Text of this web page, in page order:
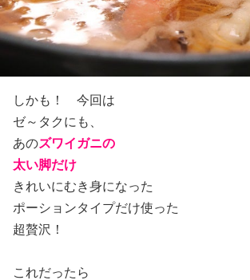
しかも！ 今回は
ゼ～タクにも、
あのズワイガニの
太い脚だけ
きれいにむき身になった
ポーションタイプだけ使った
超贅沢！
これだったら